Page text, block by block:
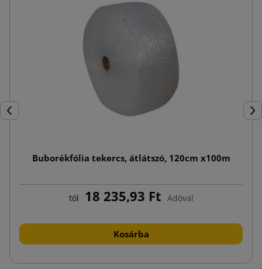
Előző
Buborékfólia tekercs, átlátszó, 120cm x100m
tól 18 235,93 Ft Adóval
Kosárba